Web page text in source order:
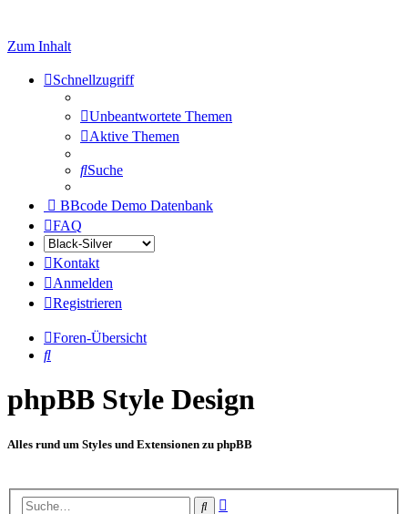
Zum Inhalt
Schnellzugriff
Unbeantwortete Themen
Aktive Themen
Suche
BBcode Demo Datenbank
FAQ
Kontakt
Anmelden
Registrieren
Foren-Übersicht
Suche
phpBB Style Design
Alles rund um Styles und Extensionen zu phpBB
Suche